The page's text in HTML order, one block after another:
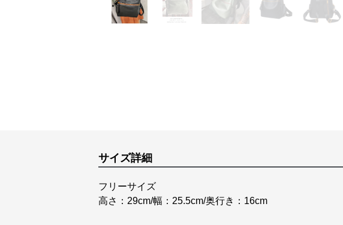
サイズ詳細
フリーサイズ
高さ：29cm/幅：25.5cm/奥行き：16cm